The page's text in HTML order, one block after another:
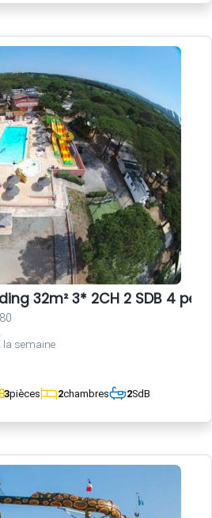
32m² 3* 2CH 2 SDB 4
la semaine
3pièces 2chambres 2SdB